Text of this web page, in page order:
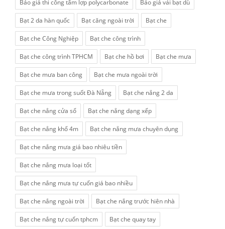
Báo giá thi công tấm lợp polycarbonate Báo giá vải bạt dù
Bạt 2 da hàn quốc Bạt căng ngoài trời Bạt che
Bạt che Công Nghiệp Bạt che công trình
Bạt che công trình TPHCM Bạt che hồ bơi Bạt che mưa
Bạt che mưa ban công Bạt che mưa ngoài trời
Bạt che mưa trong suốt Đà Nẵng Bạt che nắng 2 da
Bạt che nắng cửa sổ Bạt che nắng dạng xếp
Bạt che nắng khổ 4m Bạt che nắng mưa chuyên dụng
Bạt che nắng mưa giá bao nhiêu tiền
Bạt che nắng mưa loại tốt
Bạt che nắng mưa tự cuốn giá bao nhiều
Bạt che nắng ngoài trời Bạt che nắng trước hiên nhà
Bạt che nắng tự cuốn tphcm Bạt che quay tay